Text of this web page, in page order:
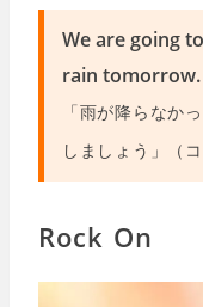
We are going
rain
「雨が降らなか
しましょう」（コ
Rock On